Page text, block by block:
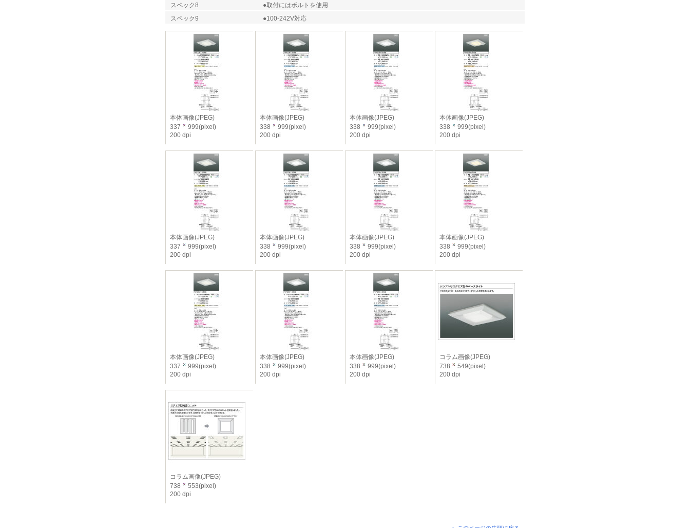
スペック8
●取付にはボルトを使用
スペック9
●100-242V対応
本体画像(JPEG)
337
999(pixel)
200 dpi
本体画像(JPEG)
338
999(pixel)
200 dpi
本体画像(JPEG)
338
999(pixel)
200 dpi
本体画像(JPEG)
338
999(pixel)
200 dpi
本体画像(JPEG)
337
999(pixel)
200 dpi
本体画像(JPEG)
338
999(pixel)
200 dpi
本体画像(JPEG)
338
999(pixel)
200 dpi
本体画像(JPEG)
338
999(pixel)
200 dpi
本体画像(JPEG)
337
999(pixel)
200 dpi
本体画像(JPEG)
338
999(pixel)
200 dpi
本体画像(JPEG)
338
999(pixel)
200 dpi
コラム画像(JPEG)
738
549(pixel)
200 dpi
コラム画像(JPEG)
738
553(pixel)
200 dpi